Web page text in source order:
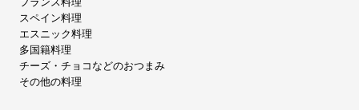
スペイン料理
エスニック料理
多国籍料理
チーズ・チョコなどのおつまみ
その他の料理